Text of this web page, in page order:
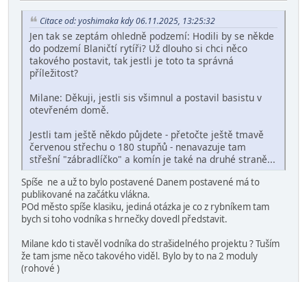
Citace od: yoshimaka kdy 06.11.2025, 13:25:32
Jen tak se zeptám ohledně podzemí: Hodili by se někde
do podzemí Blaničtí rytíři? Už dlouho si chci něco
takového postavit, tak jestli je toto ta správná
příležitost?
Milane: Děkuji, jestli sis všimnul a postavil basistu v
otevřeném domě.
Jestli tam ještě někdo půjdete - přetočte ještě tmavě
červenou střechu o 180 stupňů - nenavazuje tam
střešní "zábradlíčko" a komín je také na druhé straně...
Spíše ne a už to bylo postavené Danem postavené má to
publikované na začátku vlákna.
POd město spíše klasiku, jediná otázka je co z rybníkem tam
bych si toho vodníka s hrnečky dovedl představit.
Milane kdo ti stavěl vodníka do strašidelného projektu ? Tuším
že tam jsme něco takového viděl. Bylo by to na 2 moduly
(rohové )